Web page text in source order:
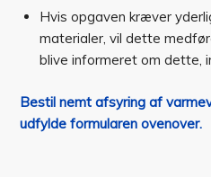
Hvis opgaven kræver
materialer, vil dette
blive informeret om dette,
Bestil nemt afsyring af
udfylde formularen ovenover.